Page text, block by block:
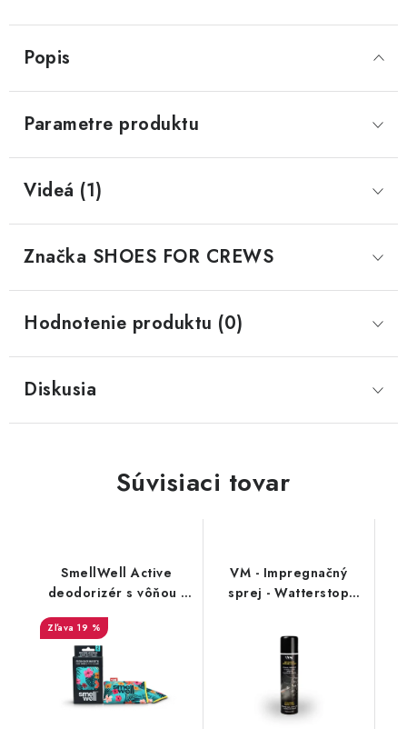
Popis
Parametre produktu
Videá (1)
Značka SHOES FOR CREWS
Hodnotenie produktu (0)
Diskusia
Súvisiaci tovar
SmellWell Active
deodorizér s vôňou -
Tropical Blue
19 %
VM - Impregnačný
sprej - Watterstop